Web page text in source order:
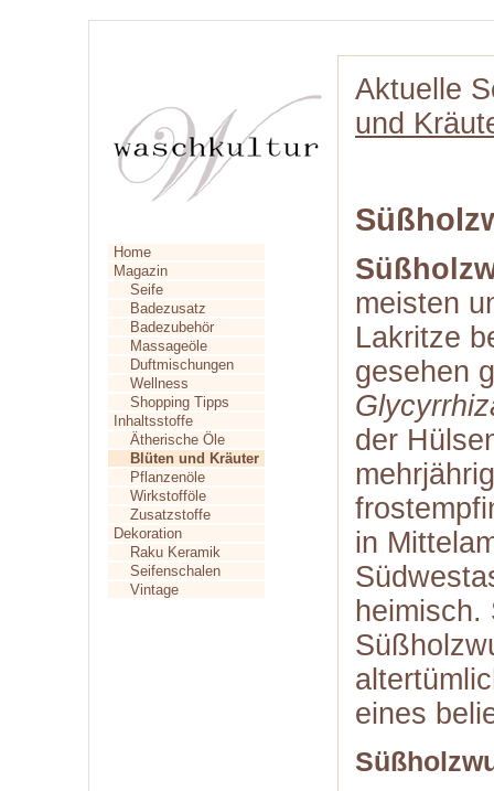
Home
Magazin
Seife
Badezusatz
Badezubehör
Massageöle
Duftmischungen
Wellness
Shopping Tipps
Inhaltsstoffe
Ätherische Öle
Blüten und Kräuter
Pflanzenöle
Wirkstofföle
Zusatzstoffe
Dekoration
Raku Keramik
Seifenschalen
Vintage
Aktuelle
und
meisten
Lakritze
gesehen
der
in
eines